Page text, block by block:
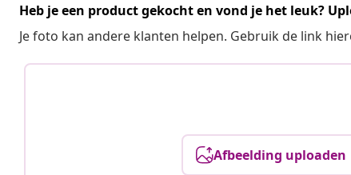
Heb je een product gekocht en vond je het leuk?
Je foto kan andere klanten helpen. Gebruik de link
Afbeelding uploaden